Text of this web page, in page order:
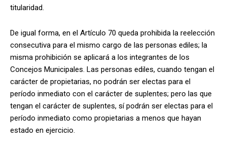
titularidad.
De igual forma, en el Artículo 70 queda prohibida la reelección
consecutiva para el mismo cargo de las personas ediles; la
misma prohibición se aplicará a los integrantes de los
Concejos Municipales. Las personas ediles, cuando tengan el
carácter de propietarias, no podrán ser electas para el
período inmediato con el carácter de suplentes; pero las que
tengan el carácter de suplentes, sí podrán ser electas para el
período inmediato como propietarias a menos que hayan
estado en ejercicio.